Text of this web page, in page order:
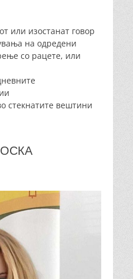
или изостанат говор
на одредени
со рацете, или
стекнатите вештини